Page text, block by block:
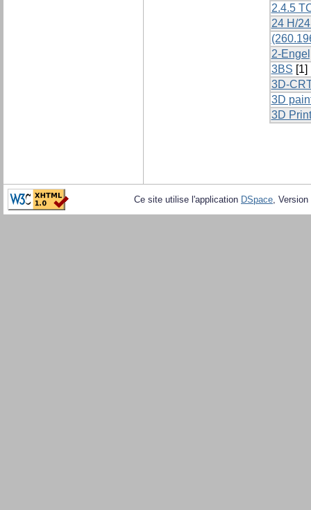
2.4.5
24 H/
2-
3BS [1]
3D-
3D
3D
Ce site utilise l'application DSpace,